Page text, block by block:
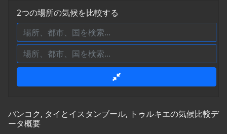
2つの場所の気候を比較する
バンコク, タイとイスタンブール, トゥルキエの気候比較デ
ータ概要